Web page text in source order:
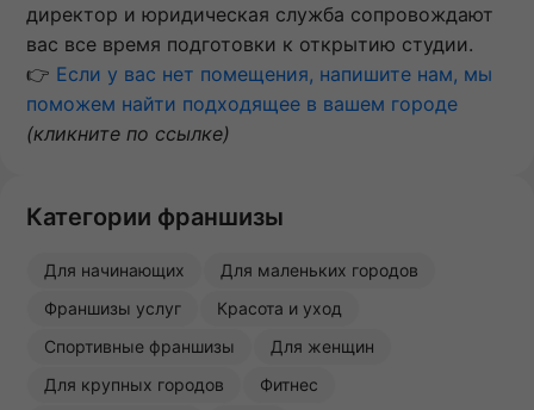
директор и юридическая служба сопровождают
вас все время подготовки к открытию студии.
👉 Если у вас нет помещения, напишите нам, мы
поможем найти подходящее в вашем городе
(кликните по ссылке)
Категории франшизы
Для начинающих
Для маленьких городов
Франшизы услуг
Красота и уход
Спортивные франшизы
Для женщин
Для крупных городов
Фитнес